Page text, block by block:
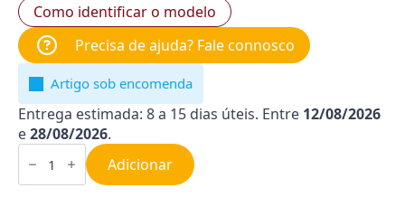
Como identificar o modelo
Precisa de ajuda? Fale connosco
Artigo sob encomenda
Entrega estimada: 8 a 15 dias úteis. Entre 12/08/2026
e28/08/2026.
Quantidade
de
de
Adicionar